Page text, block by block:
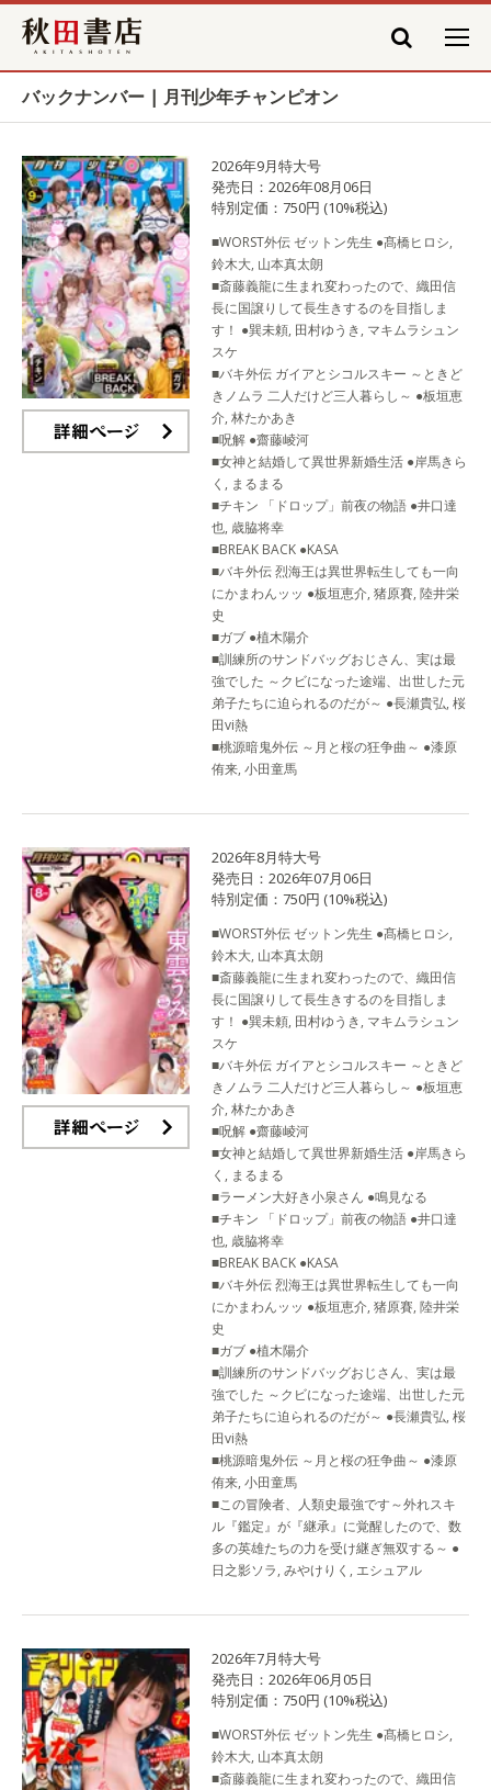
秋田書店
バックナンバー | 月刊少年チャンピオン
2026年9月特大号
発売日：2026年08月06日
特別定価：750円 (10%税込)
■WORST外伝 ゼットン先生 ●髙橋ヒロシ,
鈴木大, 山本真太朗
■斎藤義龍に生まれ変わったので、織田信
長に国譲りして長生きするのを目指しま
す！ ●巽未頼, 田村ゆうき, マキムラシュン
スケ
■バキ外伝 ガイアとシコルスキー ～ときど
きノムラ 二人だけど三人暮らし～ ●板垣恵
介, 林たかあき
■呪解 ●齋藤崚河
■女神と結婚して異世界新婚生活 ●岸馬きら
く, まるまる
■チキン 「ドロップ」前夜の物語 ●井口達
也, 歳脇将幸
■BREAK BACK ●KASA
■バキ外伝 烈海王は異世界転生しても一向
にかまわんッッ ●板垣恵介, 猪原賽, 陸井栄
史
■ガブ ●植木陽介
■訓練所のサンドバッグおじさん、実は最
強でした ～クビになった途端、出世した元
弟子たちに迫られるのだが～ ●長瀬貴弘, 桜
田vi熱
■桃源暗鬼外伝 ～月と桜の狂争曲～ ●漆原
侑来, 小田童馬
2026年8月特大号
発売日：2026年07月06日
特別定価：750円 (10%税込)
■WORST外伝 ゼットン先生 ●髙橋ヒロシ,
鈴木大, 山本真太朗
■斎藤義龍に生まれ変わったので、織田信
長に国譲りして長生きするのを目指しま
す！ ●巽未頼, 田村ゆうき, マキムラシュン
スケ
■バキ外伝 ガイアとシコルスキー ～ときど
きノムラ 二人だけど三人暮らし～ ●板垣恵
介, 林たかあき
■呪解 ●齋藤崚河
■女神と結婚して異世界新婚生活 ●岸馬きら
く, まるまる
■ラーメン大好き小泉さん ●鳴見なる
■チキン 「ドロップ」前夜の物語 ●井口達
也, 歳脇将幸
■BREAK BACK ●KASA
■バキ外伝 烈海王は異世界転生しても一向
にかまわんッッ ●板垣恵介, 猪原賽, 陸井栄
史
■ガブ ●植木陽介
■訓練所のサンドバッグおじさん、実は最
強でした ～クビになった途端、出世した元
弟子たちに迫られるのだが～ ●長瀬貴弘, 桜
田vi熱
■桃源暗鬼外伝 ～月と桜の狂争曲～ ●漆原
侑来, 小田童馬
■この冒険者、人類史最強です～外れスキ
ル『鑑定』が『継承』に覚醒したので、数
多の英雄たちの力を受け継ぎ無双する～ ●
日之影ソラ, みやけりく, エシュアル
2026年7月特大号
発売日：2026年06月05日
特別定価：750円 (10%税込)
■WORST外伝 ゼットン先生 ●髙橋ヒロシ,
鈴木大, 山本真太朗
■斎藤義龍に生まれ変わったので、織田信